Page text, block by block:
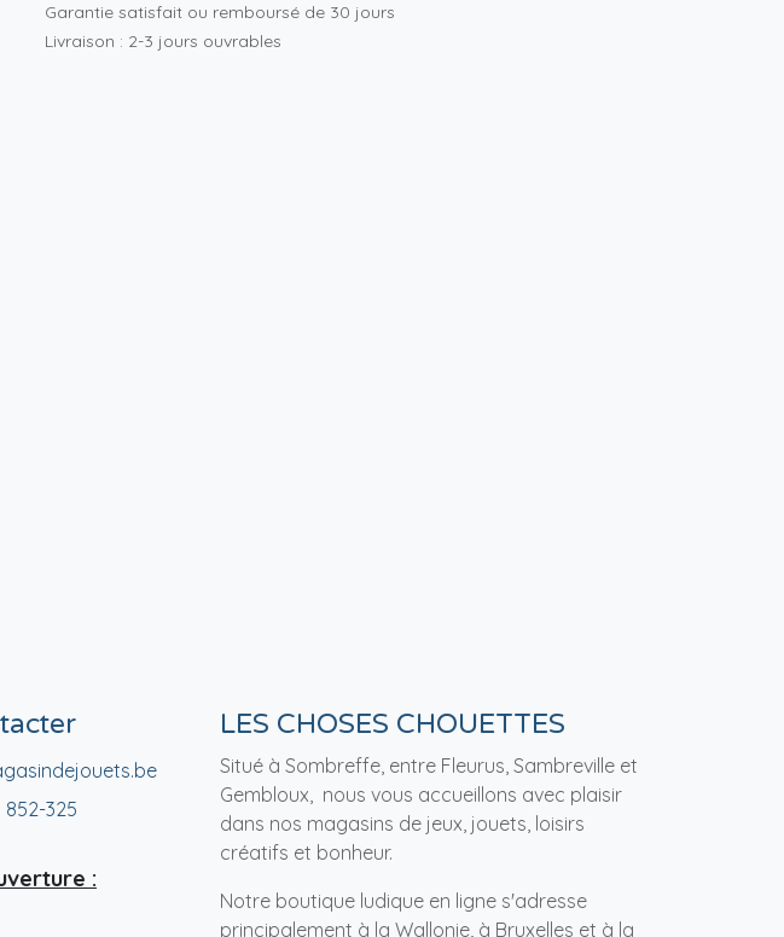
Garantie satisfait ou remboursé de 30 jours
Livraison : 2-3 jours ouvrables
852-325
:
LES CHOSES CHOUETTES
Situé à Sombreffe, entre Fleurus, Sambreville et
Gembloux, nous vous accueillons avec plaisir
dans nos magasins de jeux, jouets, loisirs
créatifs et bonheur.
Notre boutique ludique en ligne s'adresse
principalement à la Wallonie, à Bruxelles et à la